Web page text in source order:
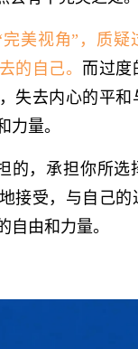
美视角”，质疑
的自己。 而过度
失去内心的平和
力量。
的，承担你所选
接受，与自己的
自由和力量。